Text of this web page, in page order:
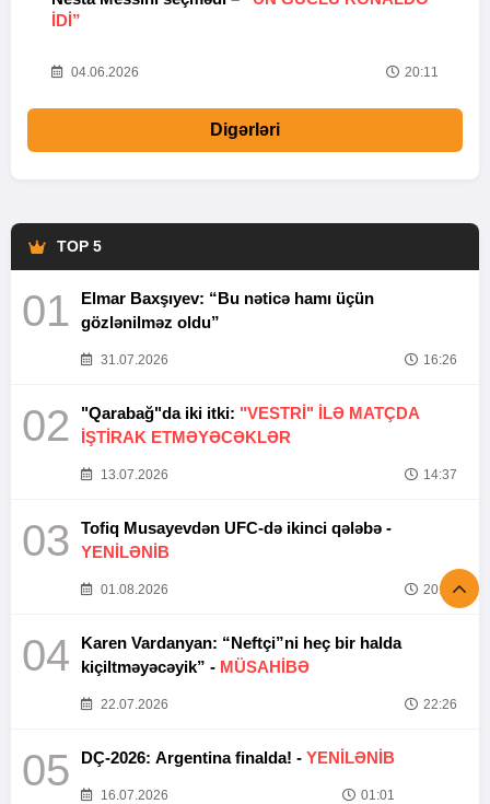
IDI”
04.06.2026 20:11
Digərləri
TOP 5
01
Elmar Baxşıyev: “Bu nəticə hamı üçün
gözlənilməz oldu”
31.07.2026 16:26
02 "Qarabağ"da iki itki: "VESTRİ" İLƏ MATÇDA
İŞTİRAK ETMƏYƏCƏKLƏR
13.07.2026 14:37
03
Tofiq Musayevdən UFC-də ikinci qələbə -
YENİLƏNİB
01.08.2026 20:52
04
Karen Vardanyan: “Neftçi”ni heç bir halda
kiçiltməyəcəyik” - MÜSAHİBƏ
22.07.2026 22:26
05 DÇ-2026: Argentina finalda! - YENİLƏNİB
16.07.2026 01:01